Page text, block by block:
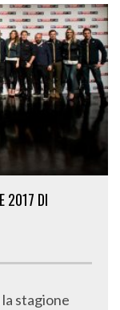
2017 DI
stagione